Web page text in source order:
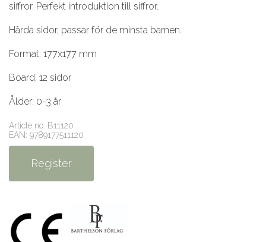
siffror. Perfekt introduktion till siffror.
Hårda sidor, passar för de minsta barnen.
Format: 177x177 mm
Board, 12 sidor
Ålder: 0-3 år
Article no: B11120
EAN: 9789177511120
Register